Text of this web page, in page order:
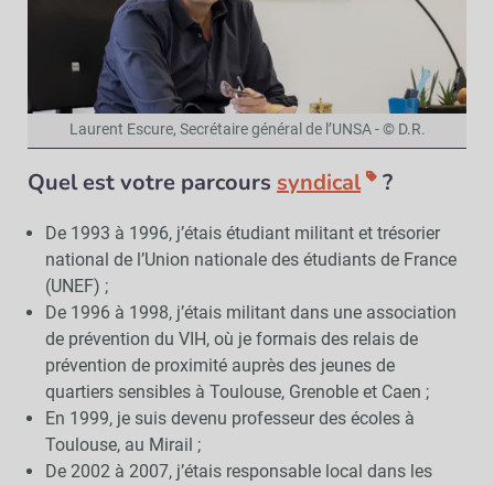
Laurent Escure, Secrétaire général de l’UNSA - © D.R.
Quel est votre parcours syndical ?
De 1993 à 1996, j’étais étudiant militant et trésorier
national de l’Union nationale des étudiants de France
(UNEF) ;
De 1996 à 1998, j’étais militant dans une association
de prévention du VIH, où je formais des relais de
prévention de proximité auprès des jeunes de
quartiers sensibles à Toulouse, Grenoble et Caen ;
En 1999, je suis devenu professeur des écoles à
Toulouse, au Mirail ;
De 2002 à 2007, j’étais responsable local dans les